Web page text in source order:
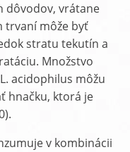
dôvodov, vrátane
trvaní môže byť
stratu tekutín a
Množstvo
acidophilus môžu
hnačku, ktorá je
v kombinácii